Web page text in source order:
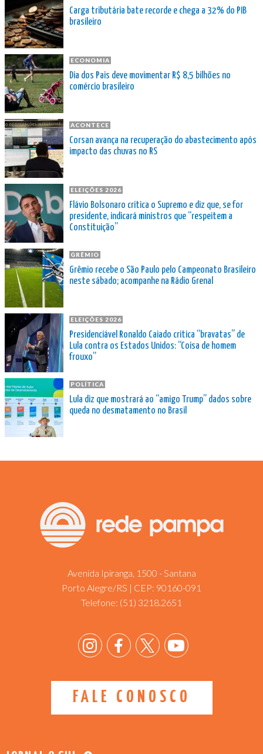
Carga tributária bate recorde e chega a 32% do PIB
brasileiro
ECONOMIA
Dia dos Pais deve movimentar R$ 8,5 bilhões no
comércio brasileiro
ACONTECE
Corsan avança na recuperação do abastecimento após
impacto das chuvas no RS
ELEIÇÕES 2026
Flávio Bolsonaro critica o Supremo e diz que, se for
presidente, indicará ministros que “respeitem a
Constituição”
GRÊMIO
Grêmio recebe o São Paulo pelo Campeonato Brasileiro
neste sábado; acompanhe na Rádio Grenal
ELEIÇÕES 2026
Presidenciável Ronaldo Caiado critica “bravatas” de
Lula contra os Estados Unidos: “Coisa de homem
frouxo”
POLÍTICA
Lula diz que mostrará ao “amigo Trump” dados sobre
queda no desmatamento no Brasil
Avenida Ipiranga, 1500 - Santana
Porto Alegre/RS | CEP: 90160-091
Telefone: (51) 3218.2651
FALE CONOSCO